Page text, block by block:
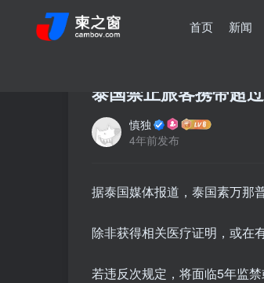
首页 新闻
泰国禁止旅客携带超
慎独
4年前发布
据泰国媒体报道，泰国素万那
除非获得相关医疗证明，或在
若违反次规定，将面临5年监禁